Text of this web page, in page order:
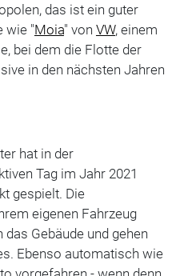
das ist ein guter
wie "Moia" von VW, einem
bei dem die Flotte der
in den nächsten Jahren
hat in der
Tag im Jahr 2021
gespielt. Die
eigenen Fahrzeug
Gebäude und gehen
Ebenso automatisch wie